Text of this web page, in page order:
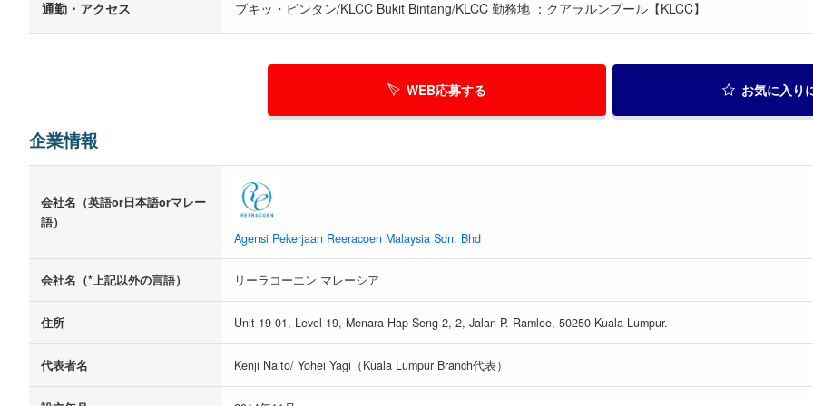
通勤・アクセス ブキッ・ビンタン/KLCC Bukit Bintang/KLCC 勤務地 ：クアラルンプール【KLCC】
WEB応募する お気に入り
企業情報
会社名（英語or日本語orマレー
語）
Agensi Pekerjaan Reeracoen Malaysia Sdn. Bhd
会社名（*上記以外の言語） リーラコーエン マレーシア
住所 Unit 19-01, Level 19, Menara Hap Seng 2, 2, Jalan P. Ramlee, 50250 Kuala Lumpur.
代表者名 Kenji Naito/ Yohei Yagi（Kuala Lumpur Branch代表）